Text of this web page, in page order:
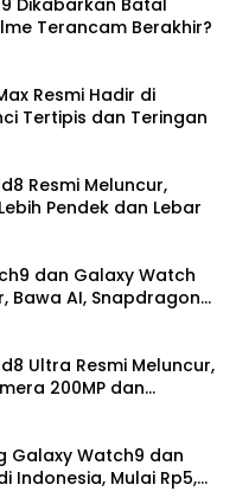
Terancam Berakhir?
Resmi Hadir di
Tertipis dan Teringan
Resmi Meluncur,
Pendek dan Lebar
dan Galaxy Watch
Bawa AI, Snapdragon
Baru
Ultra Resmi Meluncur,
200MP dan
5
Galaxy Watch9 dan
Indonesia, Mulai Rp5,9